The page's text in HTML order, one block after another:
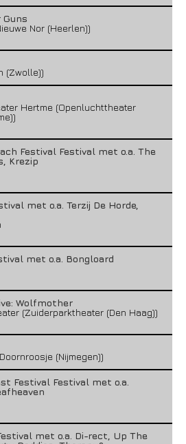
Guns
Nor (Heerlen))
(Zwolle))
Hertme (Openluchttheater
Festival Festival met o.a. The
Krezip
met o.a. Terzij De Horde,
met o.a. Bongloard
Wolfmother
(Zuiderparktheater (Den Haag))
(Nijmegen))
Festival Festival met o.a.
met o.a. Di-rect, Up The